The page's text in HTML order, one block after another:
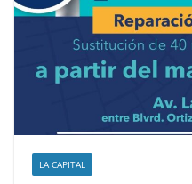
LA CAPITAL